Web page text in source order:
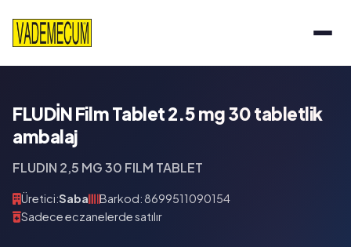
FLUDİN Film Tablet 2.5 mg 30 tabletlik
ambalaj
FLUDIN 2,5 MG 30 FILM TABLET
Üretici:Saba
Barkod: 8699511090154
Sadece eczanelerde satılır